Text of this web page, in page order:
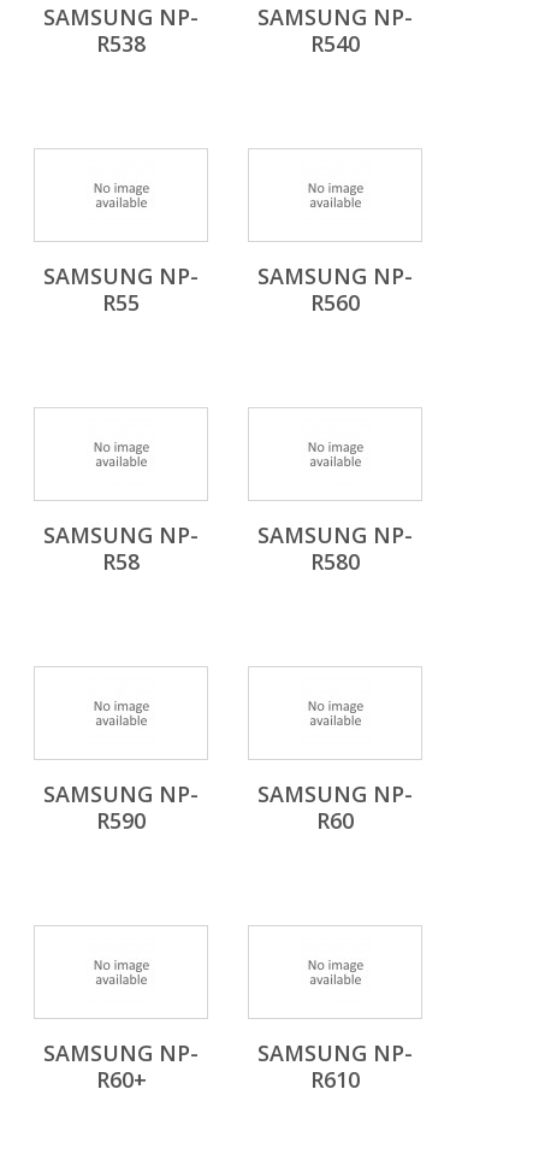
SAMSUNG NP-
R538
SAMSUNG NP-
R540
SAMSUNG NP-
R55
SAMSUNG NP-
R560
SAMSUNG NP-
R58
SAMSUNG NP-
R580
SAMSUNG NP-
R590
SAMSUNG NP-
R60
SAMSUNG NP-
R60+
SAMSUNG NP-
R610